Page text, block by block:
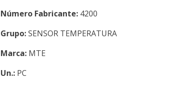
Número Fabricante: 4200
Grupo:SENSOR TEMPERATURA
Marca: MTE
Un.: PC